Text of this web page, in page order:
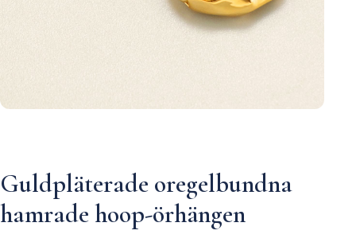
Guldpläterade oregelbundna
hamrade hoop-örhängen